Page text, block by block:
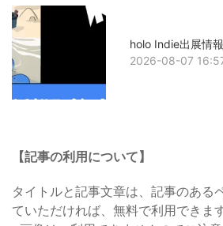
holo Indie出展情報
2026-08-07
【記事の利用について】
タイトルと記事文章は、記事のある
ていただければ、無料で利用できます